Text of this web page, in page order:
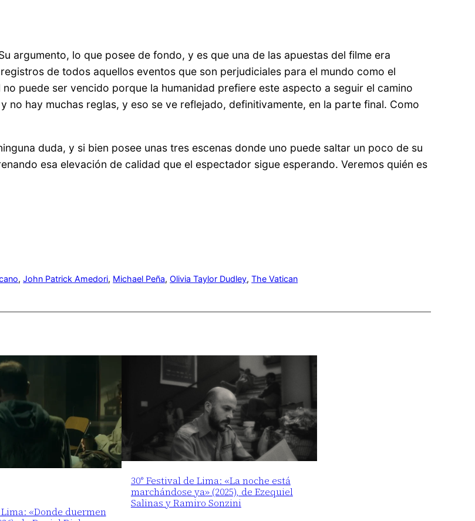
argumento, lo que posee de fondo, y es que una de las apuestas del filme era
de todos aquellos eventos que son perjudiciales para el mundo como el
puede ser vencido porque la humanidad prefiere este aspecto a seguir el camino
no hay muchas reglas, y eso se ve reflejado, definitivamente, en la parte final. Como
duda, y si bien posee unas tres escenas donde uno puede saltar un poco de su
esa elevación de calidad que el espectador sigue esperando. Veremos quién es
, John Patrick Amedori, Michael Peña, Olivia Taylor Dudley, The Vatican
Lima: «Donde duermen
30° Festival de Lima: «La noche está
marchándose ya» (2025), de Ezequiel
Salinas y Ramiro Sonzini